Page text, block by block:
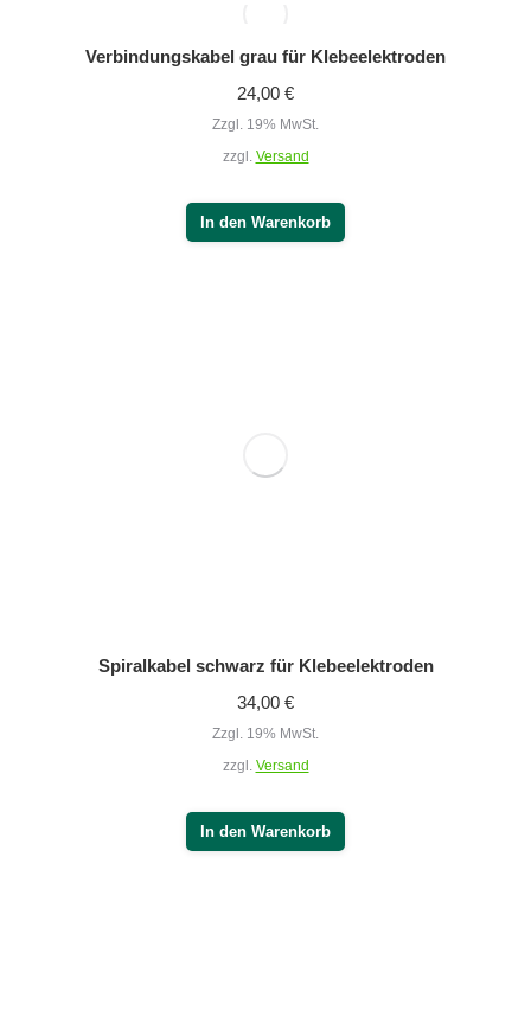
Verbindungskabel grau für Klebeelektroden
24,00 €
Zzgl. 19% MwSt.
zzgl. Versand
In den Warenkorb
Spiralkabel schwarz für Klebeelektroden
34,00 €
Zzgl. 19% MwSt.
zzgl. Versand
In den Warenkorb